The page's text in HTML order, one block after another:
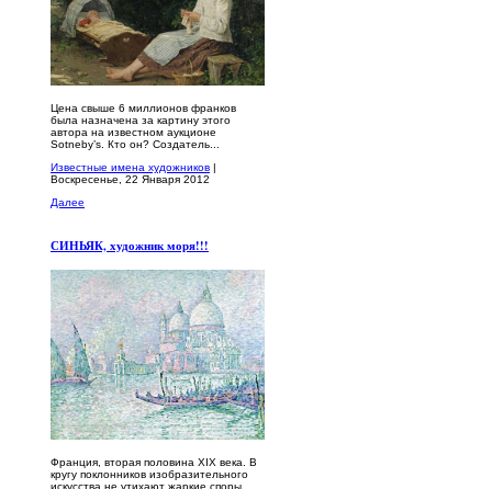
Цена свыше 6 миллионов франков
была назначена за картину этого
автора на известном аукционе
Sotneby’s. Кто он? Создатель...
Известные имена художников |
Воскресенье, 22 Января 2012
Далее
СИНЬЯК, художник моря!!!
Франция, вторая половина XIX века. В
кругу поклонников изобразительного
искусства не утихают жаркие споры